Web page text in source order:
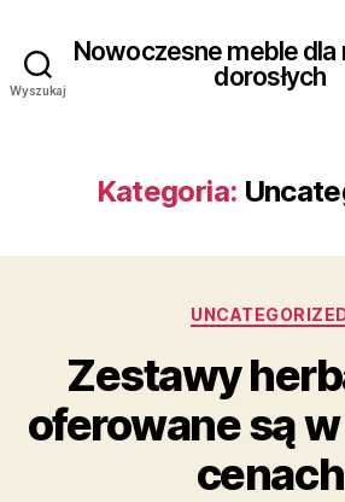
Wyszukaj
Nowoczesne meble dla
dorosłych
Kategoria:
Zestawy
oferowane są
cenach